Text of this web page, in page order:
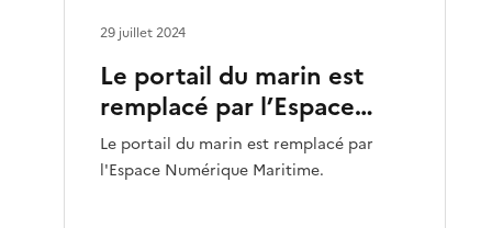
Le portail du marin est
remplacé par l’Espace…
Le portail du marin est remplacé par
l'Espace Numérique Maritime.
29 juillet 2024